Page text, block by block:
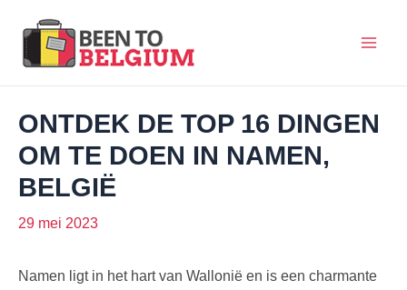
naar
ONTDEK DE TOP 16 DINGEN
OM TE DOEN IN NAMEN,
BELGIË
29 mei 2023
Namen ligt in het hart van Wallonië en is een charmante